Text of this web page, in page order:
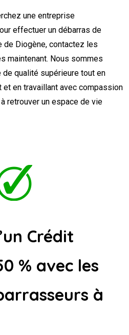
une entreprise
effectuer un débarras de
de Diogène, contactez les
maintenant. Nous sommes
qualité supérieure tout en
et en travaillant avec compassion
retrouver un espace de vie
Crédit
% avec les
à